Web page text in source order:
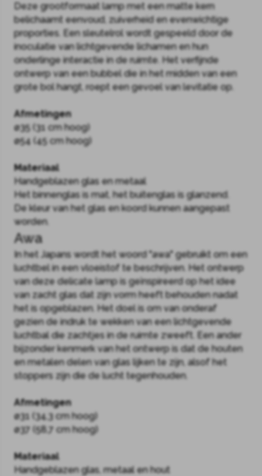
Deze grootformaat lamp met een matte kern
belichaamt eenvoud, zuiverheid en evenwichtige
proporties. Een sleutelrol wordt gespeeld door de
inoculatie van lichtgevende lichamen en hun
onderlinge interactie in de ruimte. Het verfijnde
ontwerp van een bubbel die in het midden van een
grote bol hangt, roept een gevoel van levitatie op.
Afmetingen
ø35 (31 cm hoog)
ø54 (45 cm hoog)
Materiaal
Handgeblazen glas en metaal
Het binnenglas is mat, het buitenglas is glanzend.
De kleur van het glas en koord kunnen aangepast
worden.
Awa
In het Japans wordt het woord "awa" gebruikt om een
luchtbel in een vloeistof te beschrijven. Het ontwerp
van deze delicate lamp is geïnspireerd op het idee
van zacht glas dat zijn vorm heeft behouden nadat
het is opgeblazen. Het doel is om van onderaf
gezien de indruk te wekken van een lichtgevende
luchtbal die zachtjes in de ruimte zweeft. Een ander
bijzonder kenmerk van het ontwerp is dat de houten
en metalen delen van glas lijken te zijn, alsof het
stoppers zijn die de lucht tegenhouden.
Afmetingen
ø31 (34,3 cm hoog)
ø37 (58,7 cm hoog)
Materiaal
Handgeblazen glas, metaal en hout